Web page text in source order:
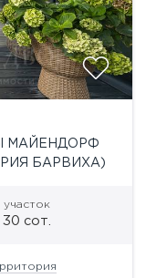
МАЙЕНДОРФ
БАРВИХА)
участок
30 сот.